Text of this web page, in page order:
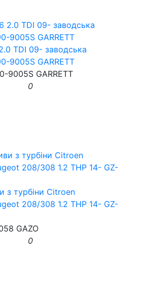
TDI 09- заводська
9005S GARRETT
9005S GARRETT
0
з турбіни Citroen
208/308 1.2 THP 14- GZ-
GAZO
0